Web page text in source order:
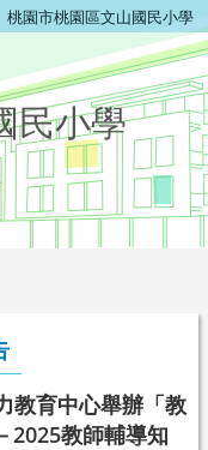
桃園市桃園區文山國民小學
民小學
教育中心舉辦「教
2025教師輔導知